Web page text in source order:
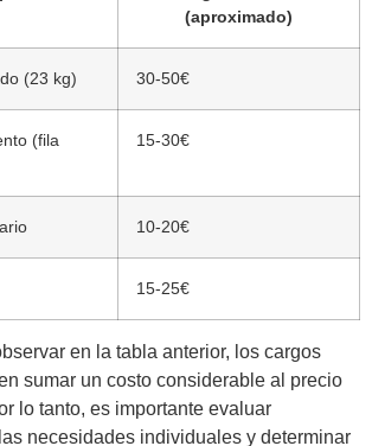
(aproximado)
(23 kg) 30-50€
(fila
15-30€
10-20€
15-25€
en la tabla anterior, los cargos
sumar un costo considerable al precio
lo tanto, es importante evaluar
necesidades individuales y determinar